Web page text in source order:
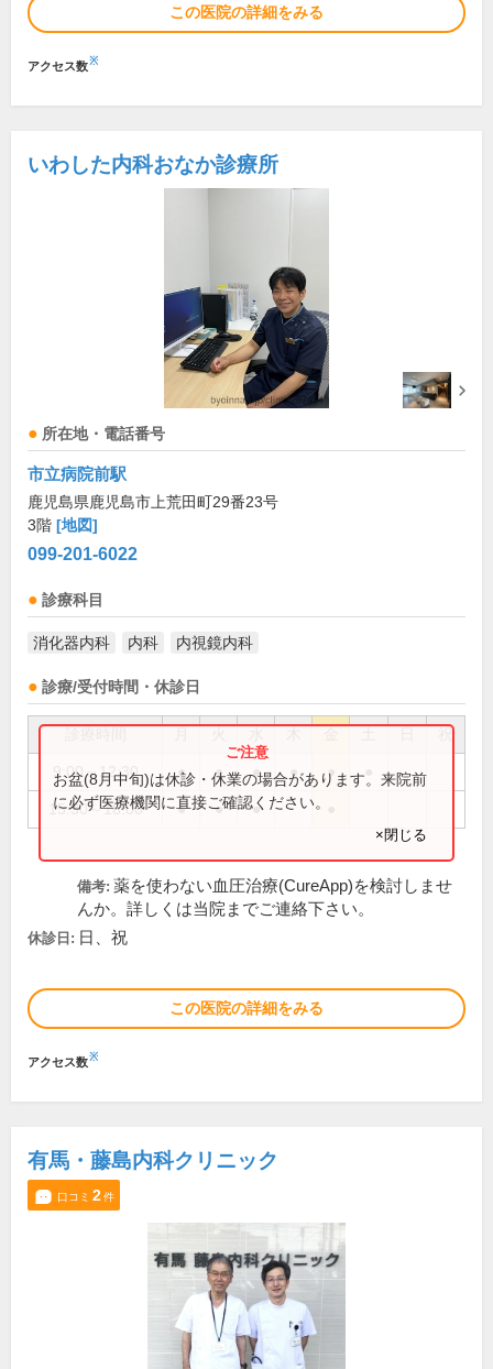
この医院の詳細をみる
アクセス数※
いわした内科おなか診療所
所在地・電話番号
市立病院前駅
鹿児島県鹿児島市上荒田町29番23号
3階 [地図]
099-201-6022
診療科目
消化器内科 内科 内視鏡内科
診療/受付時間・休診日
祝
9:00～12:30 ● ● ● ● ●
15:30～18:00 ● ● ●
お盆(8月中旬)は休診・休業の場合があります。来院前
に必ず医療機関に直接ご確認ください。
×閉じる
備考: 薬を使わない血圧治療(CureApp)を検討しませ
んか。詳しくは当院までご連絡下さい。
休診日: 日、祝
この医院の詳細をみる
アクセス数※
有馬・藤島内科クリニック
口コミ 2件